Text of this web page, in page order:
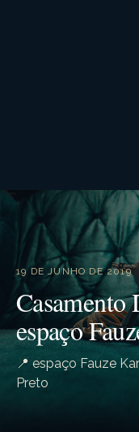
19 DE JUNHO DE 2019
Casamento
espaço
📍 espaço Fauze
Preto